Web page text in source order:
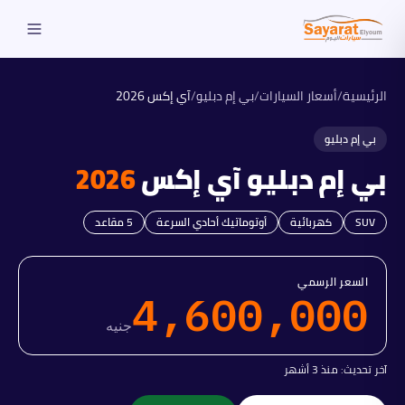
الرئيسية/أسعار السيارات/بي إم دبليو/آي إكس2026
بي إم دبليو
بي إم دبليوآي إكس2026
SUV كهربائية أوتوماتيك أحادي السرعة 5مقاعد
السعر الرسمي
4,600,000جنيه
آخر تحديث:منذ 3 أشهر